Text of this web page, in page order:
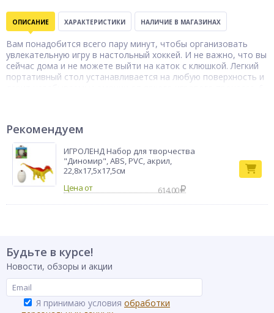
ОПИСАНИЕ ХАРАКТЕРИСТИКИ НАЛИЧИЕ В МАГАЗИНАХ
Вам понадобится всего пару минут, чтобы организовать
увлекательную игру в настольный хоккей. И не важно, что вы
сейчас дома и не можете выйти на каток с клюшкой. Легкий
портативный стол устанавливается на любую поверхность и
наклейте наклейки• табло счета игры — победит самый
ловкий• эргономичные ручки удобно держать, не
вызывают усталости• идеальный размер для установки
на обеденном или офисном столе
Тип товара
Настольная
Бренд
ИГРОЛЕНД
Рекомендуем
ИГРОЛЕНД Набор для творчества
"Диномир", ABS, PVC, акрил,
22,8х17,5х17,5см
614.00
Будьте в курсе!
Новости, обзоры и акции
Я принимаю условия обработки